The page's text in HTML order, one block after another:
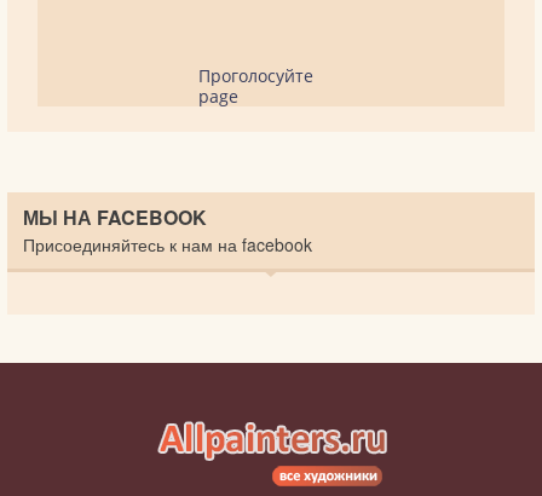
Проголосуйте
page
МЫ НА FACEBOOK
Присоединяйтесь к нам на facebook